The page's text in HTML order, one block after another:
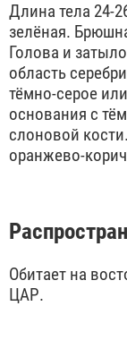
Длина тела 24-
зелёная.
Голова и
область
тёмно-серое
основания с
слоновой
оранжево-
Обитает на
ЦАР.